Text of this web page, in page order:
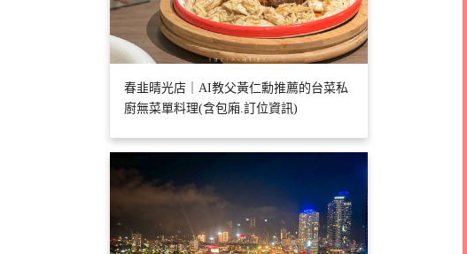
春韭晴光店｜AI教父黃仁勳推薦的台菜私
廚無菜單料理(含包廂.訂位資訊)